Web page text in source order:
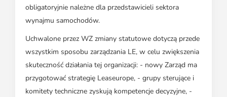
obligatoryjnie należne dla przedstawicieli sektora
wynajmu samochodów.
Uchwalone przez WZ zmiany statutowe dotyczą przede
wszystkim sposobu zarządzania LE, w celu zwiększenia
skuteczność działania tej organizacji: - nowy Zarząd ma
przygotować strategię Leaseurope, - grupy sterujące i
komitety techniczne zyskują kompetencje decyzyjne, -